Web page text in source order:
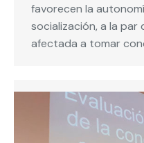
favorecen la
socialización, a la par
afectada a tomar